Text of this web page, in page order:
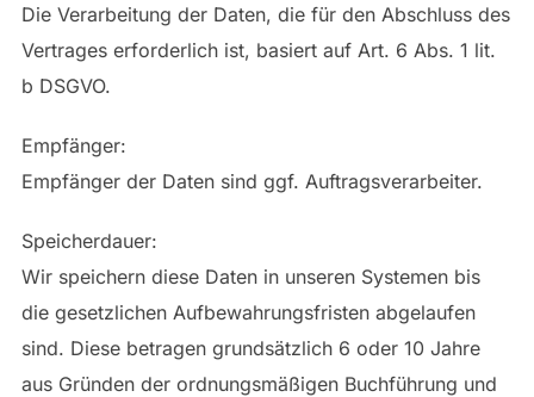
Die Verarbeitung der Daten, die für den Abschluss des
Vertrages erforderlich ist, basiert auf Art. 6 Abs. 1 lit.
b DSGVO.
Empfänger:
Empfänger der Daten sind ggf. Auftragsverarbeiter.
Speicherdauer:
Wir speichern diese Daten in unseren Systemen bis
die gesetzlichen Aufbewahrungsfristen abgelaufen
sind. Diese betragen grundsätzlich 6 oder 10 Jahre
aus Gründen der ordnungsmäßigen Buchführung und